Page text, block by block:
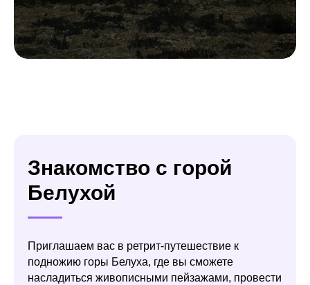
Знакомство с горой
Белухой
Приглашаем вас в ретрит-путешествие к
подножию горы Белуха, где вы сможете
насладиться живописными пейзажами, провести